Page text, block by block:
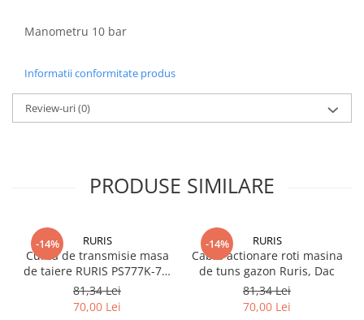
Manometru 10 bar
Informatii conformitate produs
Review-uri(0)
PRODUSE SIMILARE
-14% RURIS
Curea de transmisie masa
de taiere RURIS PS777K-76,
pentru motocositori Ruris
DAC 777K
81,34 Lei
70,00 Lei
-14% RURIS
Cablu actionare roti masina
de tuns gazon Ruris, Dac
81,34 Lei
70,00 Lei